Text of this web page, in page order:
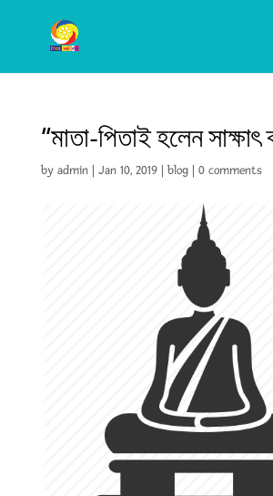
“মাতা-পিতাই হলেন সাক্ষাৎ
by admin| Jan 10, 2019|blog| 0 comments